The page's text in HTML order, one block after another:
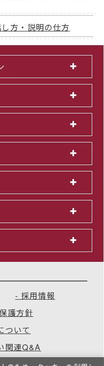
方・説明の仕方
採用情報
護方針
ついて
関連Q&A